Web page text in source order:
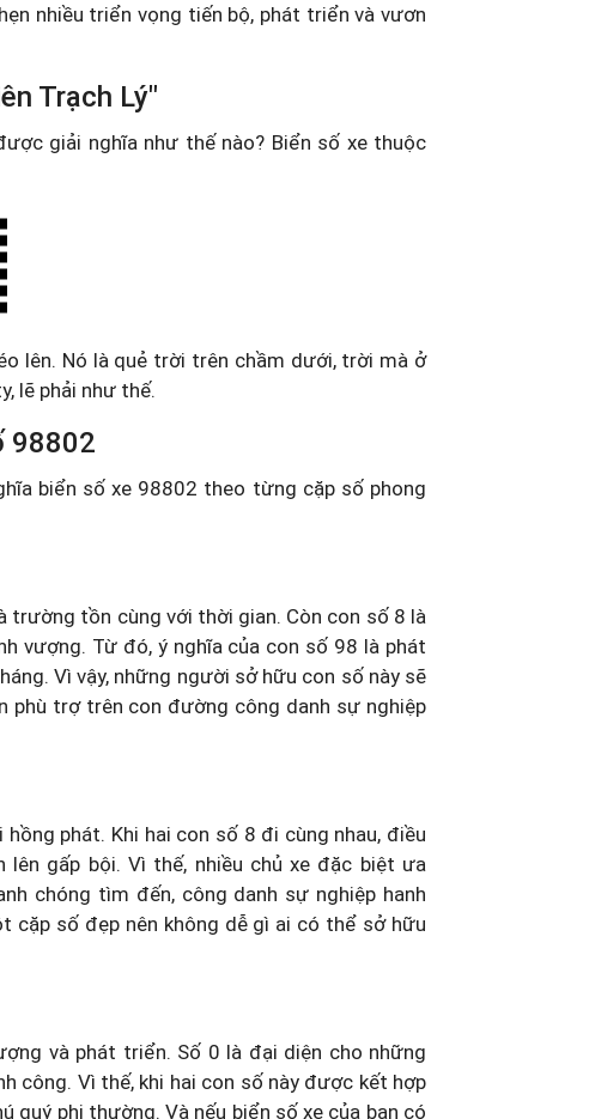
nhiều triển vọng tiến bộ, phát triển và vươn
Trạch Lý"
giải nghĩa như thế nào? Biển số xe thuộc
lên. Nó là quẻ trời trên chầm dưới, trời mà ở
lẽ phải như thế.
98802
biển số xe 98802 theo từng cặp số phong
tồn cùng với thời gian. Còn con số 8 là
vượng. Từ đó, ý nghĩa của con số 98 là phát
Vì vậy, những người sở hữu con số này sẽ
phù trợ trên con đường công danh sự nghiệp
phát. Khi hai con số 8 đi cùng nhau, điều
gấp bội. Vì thế, nhiều chủ xe đặc biệt ưa
chóng tìm đến, công danh sự nghiệp hanh
cặp số đẹp nên không dễ gì ai có thể sở hữu
và phát triển. Số 0 là đại diện cho những
công. Vì thế, khi hai con số này được kết hợp
quý phi thường. Và nếu biển số xe của bạn có